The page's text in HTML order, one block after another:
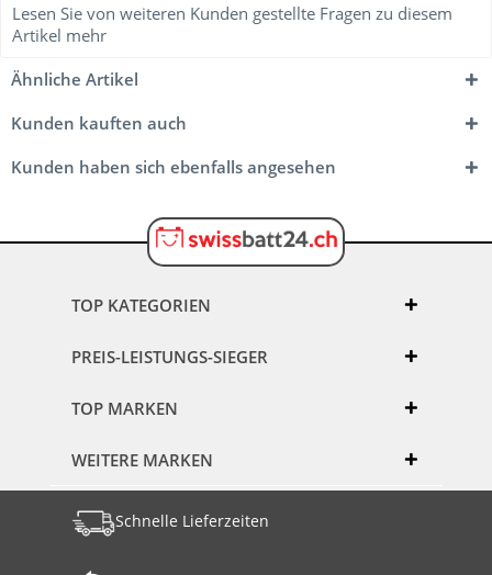
Lesen Sie von weiteren Kunden gestellte Fragen zu diesem
Artikel mehr
Ähnliche Artikel
Kunden kauften auch
Kunden haben sich ebenfalls angesehen
TOP KATEGORIEN
PREIS-LEISTUNGS-SIEGER
TOP MARKEN
WEITERE MARKEN
Schnelle Lieferzeiten